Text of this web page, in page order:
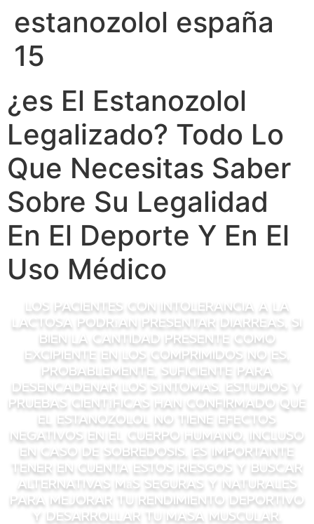
Skip
content
caiacreative
estanozolol españa
15
¿es El Estanozolol
Legalizado? Todo Lo
Que Necesitas Saber
Sobre Su Legalidad
En El Deporte Y En El
Uso Médico
Los pacientes con intolerancia a la
lactosa podrían presentar diarreas, si
bien la cantidad presente como
excipiente en los comprimidos no es,
probablemente, suficiente para
desencadenar los síntomas. Estudios y
pruebas científicas han confirmado que
el estanozolol no tiene efectos
negativos en el cuerpo humano, incluso
en caso de sobredosis. Es importante
tener en cuenta estos riesgos y buscar
alternativas más seguras y naturales
para mejorar tu rendimiento deportivo
y desarrollar tu masa muscular.